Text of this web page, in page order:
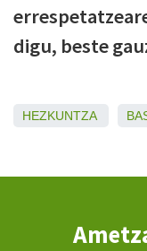
digu, beste
HEZKUNTZA